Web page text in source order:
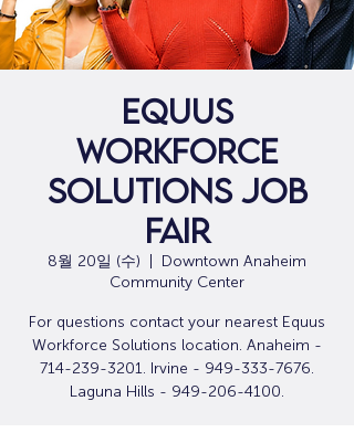
Equus
Workforce
Solutions Job
Fair
8월 20일 (수)
Downtown Anaheim
Community Center
For questions contact your nearest Equus
Workforce Solutions location. Anaheim -
714-239-3201. Irvine - 949-333-7676.
Laguna Hills - 949-206-4100.